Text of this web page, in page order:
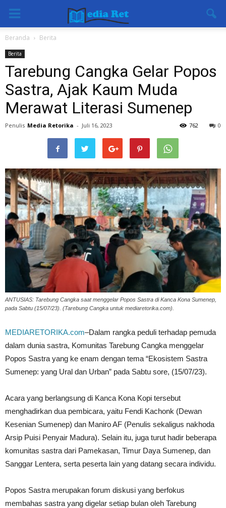
Beranda Berita
Berita
Tarebung Cangka Gelar Popos
Sastra, Ajak Kaum Muda
Merawat Literasi Sumenep
Penulis Media Retorika - Juli 16, 2023 0
762
ANTUSIAS: Tarebung Cangka saat menggelar Popos Sastra di Kanca Kona Sumenep,
pada Sabtu (15/07/23). (Tarebung Cangka untuk mediaretorika.com).
MEDIARETORIKA.com–Dalam rangka peduli terhadap pemuda
dalam dunia sastra, Komunitas Tarebung Cangka menggelar
Popos Sastra yang ke enam dengan tema “Ekosistem Sastra
Sumenep: yang Ural dan Urban” pada Sabtu sore, (15/07/23).
Acara yang berlangsung di Kanca Kona Kopi tersebut
menghadirkan dua pembicara, yaitu Fendi Kachonk (Dewan
Kesenian Sumenep) dan Maniro AF (Penulis sekaligus nakhoda
Arsip Puisi Penyair Madura). Selain itu, juga turut hadir beberapa
komunitas sastra dari Pamekasan, Timur Daya Sumenep, dan
Sanggar Lentera, serta peserta lain yang datang secara individu.
Popos Sastra merupakan forum diskusi yang berfokus
membahas sastra yang digelar setiap bulan oleh Tarebung